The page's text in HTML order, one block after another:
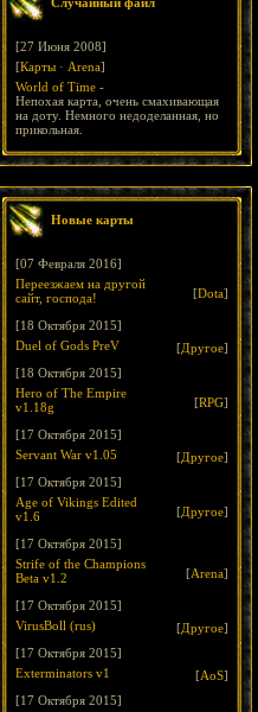
[27 Июня 2008]
[Карты · Arena]
World of Time -
Непохая карта, очень смахивающая
на доту. Немного недоделанная, но
прикольная.
Новые карты
[07 Февраля 2016]
Переезжаем на другой
сайт, господа!
[Dota]
[18 Октября 2015]
Duel of Gods PreV
[Другое]
[18 Октября 2015]
Hero of The Empire
v1.18g
[RPG]
[17 Октября 2015]
Servant War v1.05
[Другое]
[17 Октября 2015]
Age of Vikings Edited
v1.6
[Другое]
[17 Октября 2015]
Strife of the Champions
Beta v1.2
[Arena]
[17 Октября 2015]
VirusBoll (rus)
[Другое]
[17 Октября 2015]
Exterminators v1
[AoS]
[17 Октября 2015]